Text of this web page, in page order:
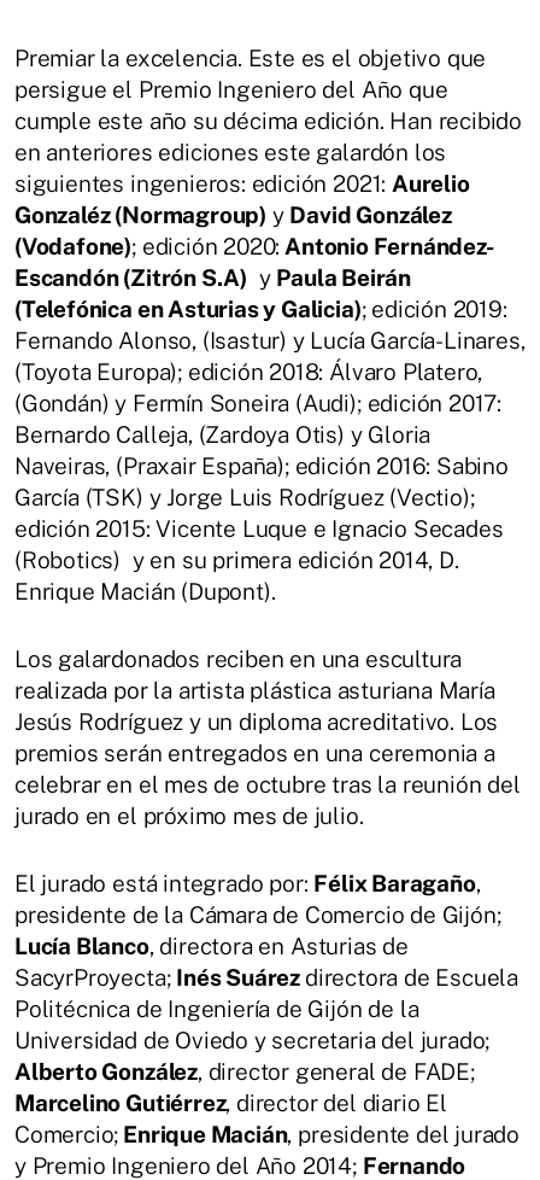
Premiar la excelencia. Este es el objetivo que
persigue el Premio Ingeniero del Año que
cumple este año su décima edición. Han recibido
en anteriores ediciones este galardón los
siguientes ingenieros: edición 2021: Aurelio
Gonzaléz (Normagroup) y David González
(Vodafone); edición 2020: Antonio Fernández-
Escandón (Zitrón S.A) y Paula Beirán
(Telefónica en Asturias y Galicia); edición 2019:
Fernando Alonso, (Isastur) y Lucía García-Linares,
(Toyota Europa); edición 2018: Álvaro Platero,
(Gondán) y Fermín Soneira (Audi); edición 2017:
Bernardo Calleja, (Zardoya Otis) y Gloria
Naveiras, (Praxair España); edición 2016: Sabino
García (TSK) y Jorge Luis Rodríguez (Vectio);
edición 2015: Vicente Luque e Ignacio Secades
(Robotics) y en su primera edición 2014, D.
Enrique Macián (Dupont).
Los galardonados reciben en una escultura
realizada por la artista plástica asturiana María
Jesús Rodríguez y un diploma acreditativo. Los
premios serán entregados en una ceremonia a
celebrar en el mes de octubre tras la reunión del
jurado en el próximo mes de julio.
El jurado está integrado por: Félix Baragaño,
presidente de la Cámara de Comercio de Gijón;
Lucía Blanco, directora en Asturias de
SacyrProyecta; Inés Suárez directora de Escuela
Politécnica de Ingeniería de Gijón de la
Universidad de Oviedo y secretaria del jurado;
Alberto González, director general de FADE;
Marcelino Gutiérrez, director del diario El
Comercio; Enrique Macián, presidente del jurado
y Premio Ingeniero del Año 2014; Fernando